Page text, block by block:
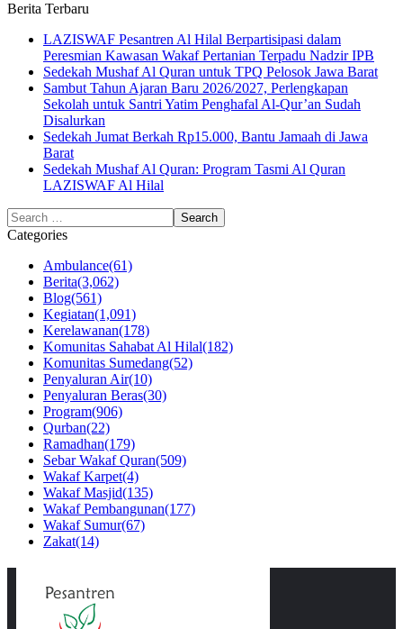
Berita Terbaru
LAZISWAF Pesantren Al Hilal Berpartisipasi dalam
Peresmian Kawasan Wakaf Pertanian Terpadu Nadzir IPB
Sedekah Mushaf Al Quran untuk TPQ Pelosok Jawa Barat
Sambut Tahun Ajaran Baru 2026/2027, Perlengkapan
Sekolah untuk Santri Yatim Penghafal Al-Qur’an Sudah
Disalurkan
Sedekah Jumat Berkah Rp15.000, Bantu Jamaah di Jawa
Barat
Sedekah Mushaf Al Quran: Program Tasmi Al Quran
LAZISWAF Al Hilal
Categories
Ambulance(61)
Berita(3,062)
Blog(561)
Kegiatan(1,091)
Kerelawanan(178)
Komunitas Sahabat Al Hilal(182)
Komunitas Sumedang(52)
Penyaluran Air(10)
Penyaluran Beras(30)
Program(906)
Qurban(22)
Ramadhan(179)
Sebar Wakaf Quran(509)
Wakaf Karpet(4)
Wakaf Masjid(135)
Wakaf Pembangunan(177)
Wakaf Sumur(67)
Zakat(14)